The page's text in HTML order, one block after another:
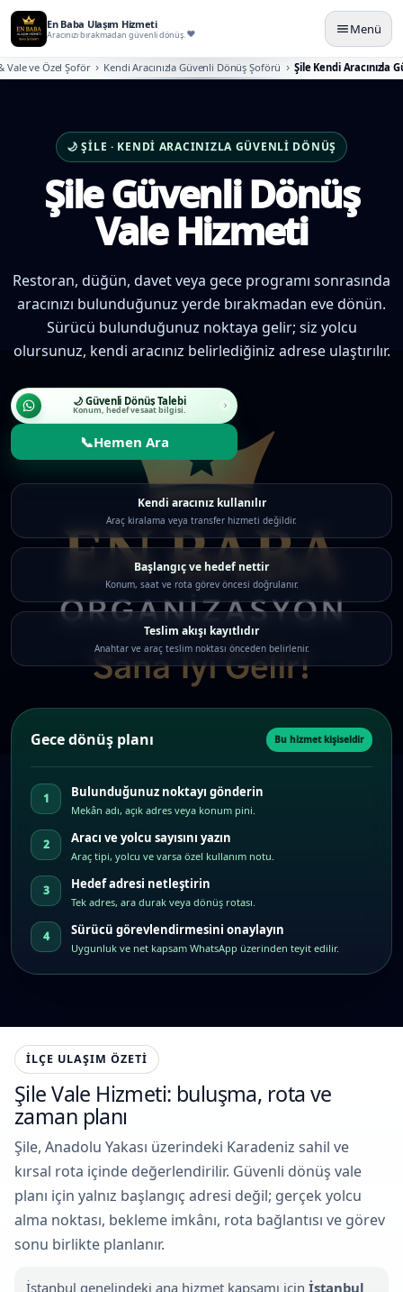
En Baba Ulaşım Hizmeti
Aracınızı bırakmadan güvenli dönüş. Menü
Vale ve Özel Şoför Kendi Aracınızla Güvenli Dönüş Şoförü Şile Kendi Aracınızla
🌙 ŞILE · KENDI ARACINIZLA GÜVENLI DÖNÜŞ
Şile Güvenli Dönüş
Vale Hizmeti
Restoran, düğün, davet veya gece programı sonrasında
aracınızı bulunduğunuz yerde bırakmadan eve dönün.
Sürücü bulunduğunuz noktaya gelir; siz yolcu
olursunuz, kendi aracınız belirlediğiniz adrese ulaştırılır.
🌙 Güvenli Dönüş Talebi
Konum, hedef ve saat bilgisi.
📞Hemen Ara
Kendi aracınız kullanılır
Araç kiralama veya transfer hizmeti değildir.
Başlangıç ve hedef nettir
Konum, saat ve rota görev öncesi doğrulanır.
Teslim akışı kayıtlıdır
Anahtar ve araç teslim noktası önceden belirlenir.
Gece dönüş planı Bu hizmet kişiseldir
Bulunduğunuz noktayı gönderin
Mekân adı, açık adres veya konum pini.
Aracı ve yolcu sayısını yazın
Araç tipi, yolcu ve varsa özel kullanım notu.
Hedef adresi netleştirin
Tek adres, ara durak veya dönüş rotası.
Sürücü görevlendirmesini onaylayın
Uygunluk ve net kapsam WhatsApp üzerinden teyit edilir.
İLÇE ULAŞIM ÖZETI
Şile Vale Hizmeti: buluşma, rota ve
zaman planı
Şile, Anadolu Yakası üzerindeki Karadeniz sahil ve
kırsal rota içinde değerlendirilir. Güvenli dönüş vale
planı için yalnız başlangıç adresi değil; gerçek yolcu
alma noktası, bekleme imkânı, rota bağlantısı ve görev
sonu birlikte planlanır.
İstanbul genelindeki ana hizmet kapsamı içinİstanbul